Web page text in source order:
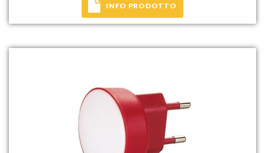
INFO PRODOTTO